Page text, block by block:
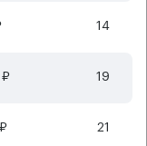
14
19
21